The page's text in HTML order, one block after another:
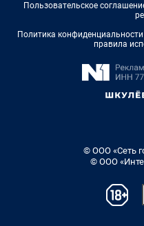
Пользовательское
Политика
правила
© ООО «Сеть
© ООО